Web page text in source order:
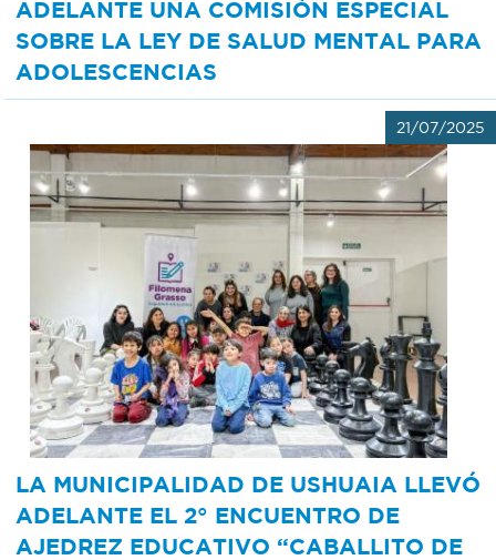
ADELANTE UNA COMISIÓN ESPECIAL
SOBRE LA LEY DE SALUD MENTAL PARA
ADOLESCENCIAS
21/07/2025
LA MUNICIPALIDAD DE USHUAIA LLEVÓ
ADELANTE EL 2° ENCUENTRO DE
AJEDREZ EDUCATIVO “CABALLITO DE